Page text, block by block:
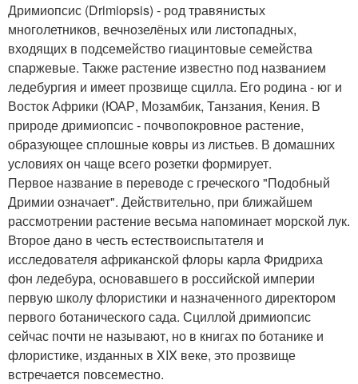
Дримиопсис (Drimiopsis) - род травянистых
многолетников, вечнозелёных или листопадных,
входящих в подсемейство гиацинтовые семейства
спаржевые. Также растение известно под названием
ледебургия и имеет прозвище сцилла. Его родина - юг и
Восток Африки (ЮАР, Мозамбик, Танзания, Кения. В
природе дримиопсис - почвопокровное растение,
образующее сплошные ковры из листьев. В домашних
условиях он чаще всего розетки формирует.
Первое название в переводе с греческого "Подобный
Дримии означает". Действительно, при ближайшем
рассмотрении растение весьма напоминает морской лук.
Второе дано в честь естествоиспытателя и
исследователя африканской флоры карла Фридриха
фон ледебура, основавшего в российской империи
первую школу флористики и назначенного директором
первого ботанического сада. Сциллой дримиопсис
сейчас почти не называют, но в книгах по ботанике и
флористике, изданных в XIX веке, это прозвище
встречается повсеместно.